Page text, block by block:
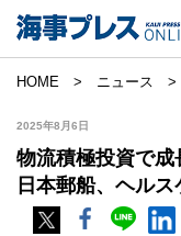
HOME ニュース
2025年8月6日
物流積極投資で成
日本郵船、ヘル